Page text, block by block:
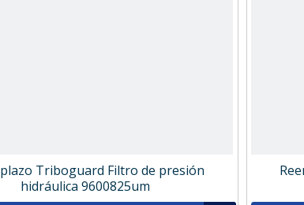
Triboguard Filtro de presión
hidráulica 9600825um